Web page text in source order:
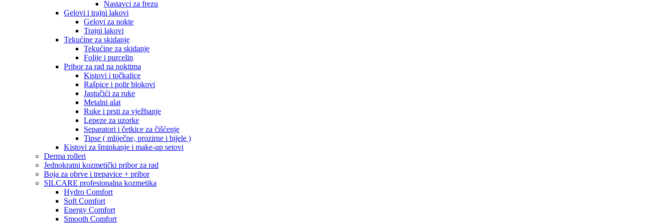
Nastavci za frezu
Gelovi i trajni lakovi
Gelovi za nokte
Trajni lakovi
Tekućine za skidanje
Tekućine za skidanje
Folije i purcelin
Pribor za rad na noktima
Kistovi i točkalice
Rašpice i polir blokovi
Jastučići za ruke
Metalni alat
Ruke i prsti za vježbanje
Lepeze za uzorke
Separatori i četkice za čišćenje
Tipse ( mliječne, prozirne i bijele )
Kistovi za šminkanje i make-up setovi
Derma rolleri
Jednokratni kozmetički pribor za rad
Boja za obrve i trepavice + pribor
SILCARE profesionalna kozmetika
Hydro Comfort
Soft Comfort
Energy Comfort
Smooth Comfort